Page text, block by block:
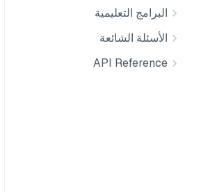
البرامج التعليمية
الأسئلة الشائعة
API Reference